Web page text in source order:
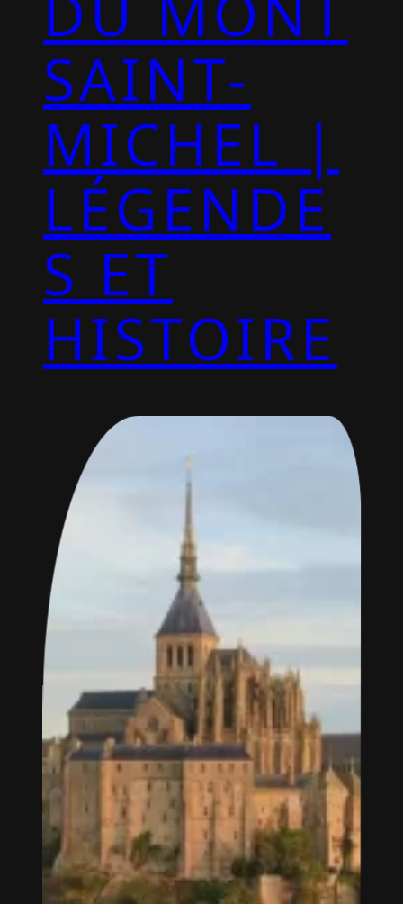
SAINT-
MICHEL |
LÉGENDE
S ET
HISTOIRE